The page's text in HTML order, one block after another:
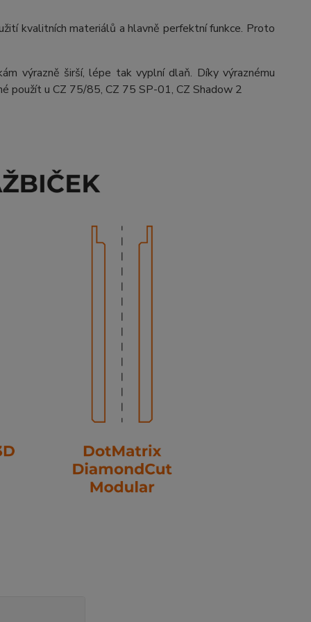
kvalitních materiálů a hlavně perfektní funkce. Proto
výrazně širší, lépe tak vyplní dlaň. Díky výraznému
použít u CZ 75/85, CZ 75 SP-01, CZ Shadow 2